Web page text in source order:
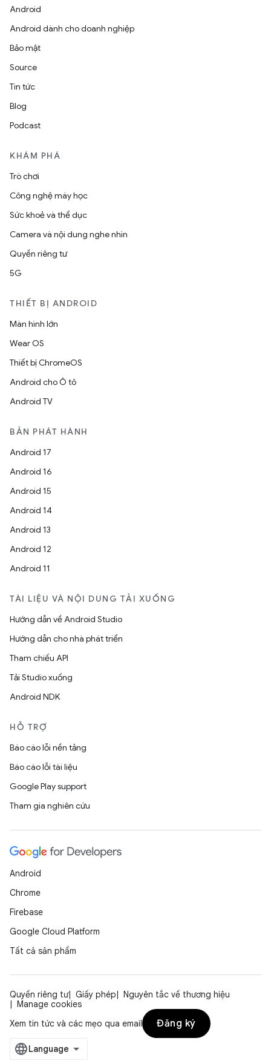
Android
Android dành cho doanh nghiệp
Bảo mật
Source
Tin tức
Blog
Podcast
KHÁM PHÁ
Trò chơi
Công nghệ máy học
Sức khoẻ và thể dục
Camera và nội dung nghe nhìn
Quyền riêng tư
5G
THIẾT BỊ ANDROID
Màn hình lớn
Wear OS
Thiết bị ChromeOS
Android cho Ô tô
Android TV
BẢN PHÁT HÀNH
Android 17
Android 16
Android 15
Android 14
Android 13
Android 12
Android 11
TÀI LIỆU VÀ NỘI DUNG TẢI XUỐNG
Hướng dẫn về Android Studio
Hướng dẫn cho nhà phát triển
Tham chiếu API
Tải Studio xuống
Android NDK
HỖ TRỢ
Báo cáo lỗi nền tảng
Báo cáo lỗi tài liệu
Google Play support
Tham gia nghiên cứu
Android
Chrome
Firebase
Google Cloud Platform
Tất cả sản phẩm
Quyền riêng tư Giấy phép
Nguyên tắc về thương hiệu
Manage cookies
Xem tin tức và các mẹo qua email
Đăng ký